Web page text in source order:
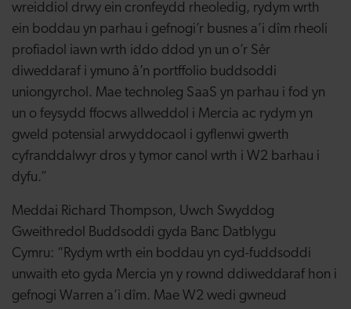
wreiddiol drwy ein cronfeydd rheoledig, rydym wrth
ein boddau yn parhau i gefnogi’r busnes a’i dîm rheoli
profiadol iawn wrth iddo ddod yn un o’r Sêr
diweddaraf i ymuno â’n portffolio buddsoddi
uniongyrchol. Mae technoleg SaaS yn parhau i fod yn
un o feysydd ffocws allweddol i Mercia ac rydym yn
gweld potensial arwyddocaol i gyflenwi gwerth
cyfranddalwyr dros y tymor canol wrth i W2 barhau i
dyfu.”
Meddai Richard Thompson, Uwch Swyddog
Gweithredol Buddsoddi gyda Banc Datblygu
Cymru: “Rydym wrth ein boddau yn cyd-fuddsoddi
unwaith eto gyda Mercia yn y rownd ddiweddaraf hon i
gefnogi Warren a’i dîm. Mae W2 wedi gwneud